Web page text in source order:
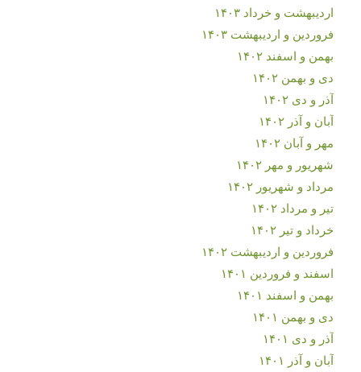
اردیبهشت و خرداد ۱۴۰۳
فروردین و اردیبهشت ۱۴۰۳
بهمن و اسفند ۱۴۰۲
دی و بهمن ۱۴۰۲
آذر و دی ۱۴۰۲
آبان و آذر ۱۴۰۲
مهر و آبان ۱۴۰۲
شهریور و مهر ۱۴۰۲
مرداد و شهریور ۱۴۰۲
تیر و مرداد ۱۴۰۲
خرداد و تیر ۱۴۰۲
فروردین و اردیبهشت ۱۴۰۲
اسفند و فروردین ۱۴۰۱
بهمن و اسفند ۱۴۰۱
دی و بهمن ۱۴۰۱
آذر و دی ۱۴۰۱
آبان و آذر ۱۴۰۱